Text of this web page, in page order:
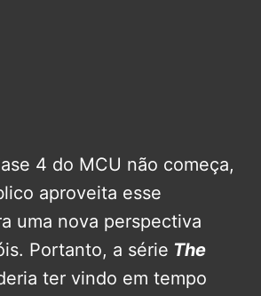
4 do MCU não começa,
aproveita esse
uma nova perspectiva
Portanto, a série The
ter vindo em tempo